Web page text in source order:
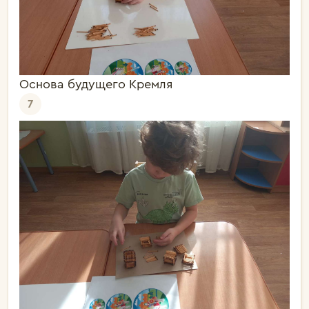
Основа будущего Кремля
7